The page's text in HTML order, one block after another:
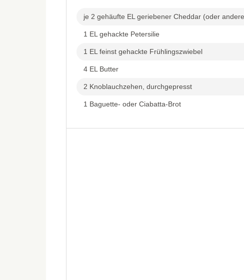
je 2 gehäufte EL geriebener Cheddar (oder
1 EL gehackte Petersilie
1 EL feinst gehackte Frühlingszwiebel
4 EL Butter
2 Knoblauchzehen, durchgepresst
1 Baguette- oder Ciabatta-Brot